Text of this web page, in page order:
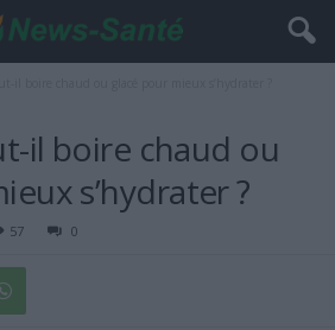
il boire chaud ou
s’hydrater ?
57 0